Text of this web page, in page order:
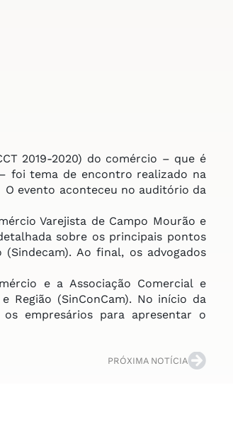
2019-2020) do comércio – que é
foi tema de encontro realizado na
evento aconteceu no auditório da
Varejista de Campo Mourão e
sobre os principais pontos
Ao final, os advogados
e a Associação Comercial e
Região (SinConCam). No início da
empresários para apresentar o
PRÓXIMA NOTÍCIA